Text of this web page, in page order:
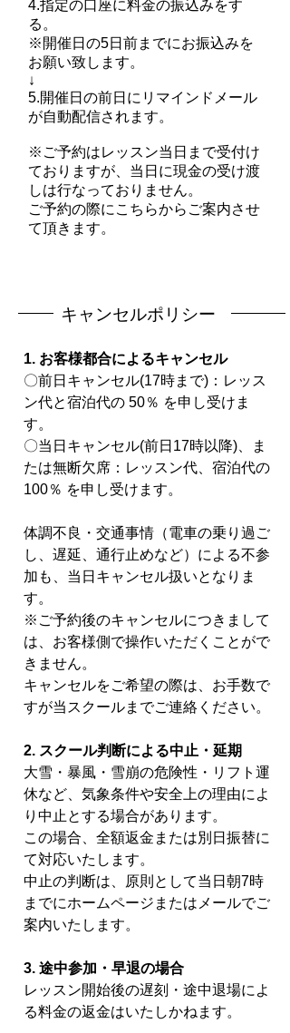
4.指定の口座に料金の振込みをす
る。
※開催日の5日前までにお振込みを
お願い致します。
↓
5.開催日の前日にリマインドメール
が自動配信されます。
※ご予約はレッスン当日まで受付け
ておりますが、当日に現金の受け渡
しは行なっておりません。
ご予約の際にこちらからご案内させ
て頂きます。
キャンセルポリシー
1. お客様都合によるキャンセル
〇前日キャンセル(17時まで)：レッス
ン代と宿泊代の 50％ を申し受けま
す。
〇当日キャンセル(前日17時以降)、ま
たは無断欠席：レッスン代、宿泊代の
100％ を申し受けます。
体調不良・交通事情（電車の乗り過ご
し、遅延、通行止めなど）による不参
加も、当日キャンセル扱いとなりま
す。
※ご予約後のキャンセルにつきまして
は、お客様側で操作いただくことがで
きません。
キャンセルをご希望の際は、お手数で
すが当スクールまでご連絡ください。
2. スクール判断による中止・延期
大雪・暴風・雪崩の危険性・リフト運
休など、気象条件や安全上の理由によ
り中止とする場合があります。
この場合、全額返金または別日振替に
て対応いたします。
中止の判断は、原則として当日朝7時
までにホームページまたはメールでご
案内いたします。
3. 途中参加・早退の場合
レッスン開始後の遅刻・途中退場によ
る料金の返金はいたしかねます。